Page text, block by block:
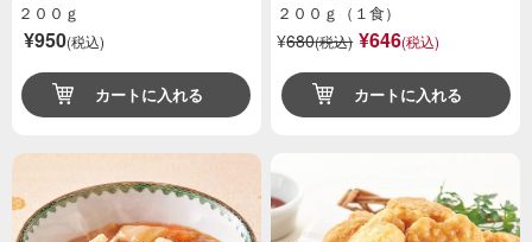
２００ｇ
¥950(税込)
カートに入れる
２００ｇ（１食）
¥680(税込) ¥646(税込)
カートに入れる